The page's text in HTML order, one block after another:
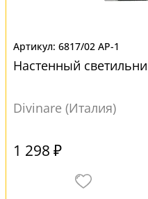
6817/02 AP-1
Настенный
Divinare (Италия)
1 298 ₽